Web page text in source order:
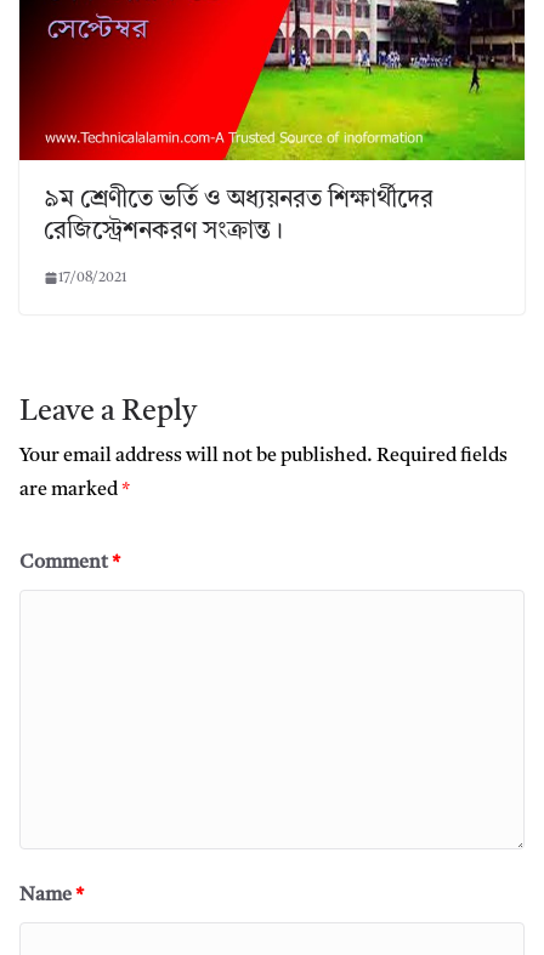
৯ম শ্রেণীতে ভর্তি ও অধ্যয়নরত শিক্ষার্থীদের
রেজিস্ট্রেশনকরণ সংক্রান্ত।
17/08/2021
Leave a Reply
Your email address will not be published. Required fields
are marked*
Comment*
Name*